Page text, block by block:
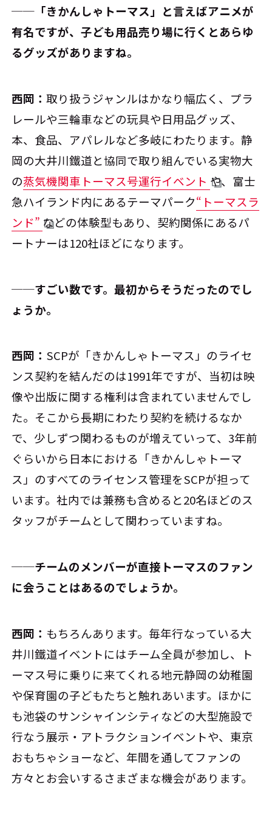
──「きかんしゃトーマス」と言えばアニメが
有名ですが、子ども用品売り場に行くとあらゆ
るグッズがありますね。
西岡：取り扱うジャンルはかなり幅広く、プラ
レールや三輪車などの玩具や日用品グッズ、
本、食品、アパレルなど多岐にわたります。静
岡の大井川鐵道と協同で取り組んでいる実物大
の蒸気機関車トーマス号運行イベント や、富士
急ハイランド内にあるテーマパーク“トーマスラ
ンド” などの体験型もあり、契約関係にあるパ
ートナーは120社ほどになります。
──すごい数です。最初からそうだったのでし
ょうか。
西岡： SCPが「きかんしゃトーマス」のライセ
ンス契約を結んだのは1991年ですが、当初は映
像や出版に関する権利は含まれていませんでし
た。そこから長期にわたり契約を続けるなか
で、少しずつ関わるものが増えていって、3年前
ぐらいから日本における「きかんしゃトーマ
ス」のすべてのライセンス管理をSCPが担って
います。社内では兼務も含めると20名ほどのス
タッフがチームとして関わっていますね。
──チームのメンバーが直接トーマスのファン
に会うことはあるのでしょうか。
西岡： もちろんあります。毎年行なっている大
井川鐵道イベントにはチーム全員が参加し、ト
ーマス号に乗りに来てくれる地元静岡の幼稚園
や保育園の子どもたちと触れあいます。ほかに
も池袋のサンシャインシティなどの大型施設で
行なう展示・アトラクションイベントや、東京
おもちゃショーなど、年間を通してファンの
方々とお会いするさまざまな機会があります。